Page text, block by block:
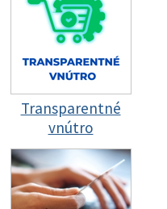
Transparentné
vnútro